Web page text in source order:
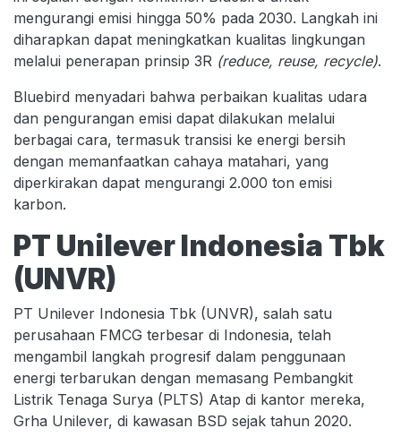
mengurangi emisi hingga 50% pada 2030. Langkah ini
diharapkan dapat meningkatkan kualitas lingkungan
melalui penerapan prinsip 3R (reduce, reuse, recycle).
Bluebird menyadari bahwa perbaikan kualitas udara
dan pengurangan emisi dapat dilakukan melalui
berbagai cara, termasuk transisi ke energi bersih
dengan memanfaatkan cahaya matahari, yang
diperkirakan dapat mengurangi 2.000 ton emisi
karbon.
PT Unilever Indonesia Tbk
(UNVR)
PT Unilever Indonesia Tbk (UNVR), salah satu
perusahaan FMCG terbesar di Indonesia, telah
mengambil langkah progresif dalam penggunaan
energi terbarukan dengan memasang Pembangkit
Listrik Tenaga Surya (PLTS) Atap di kantor mereka,
Grha Unilever, di kawasan BSD sejak tahun 2020.